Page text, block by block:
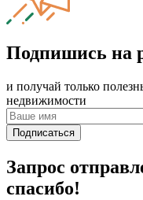
Подпишись на
и получай только
недвижимости
Подписаться
Запрос
спасибо!